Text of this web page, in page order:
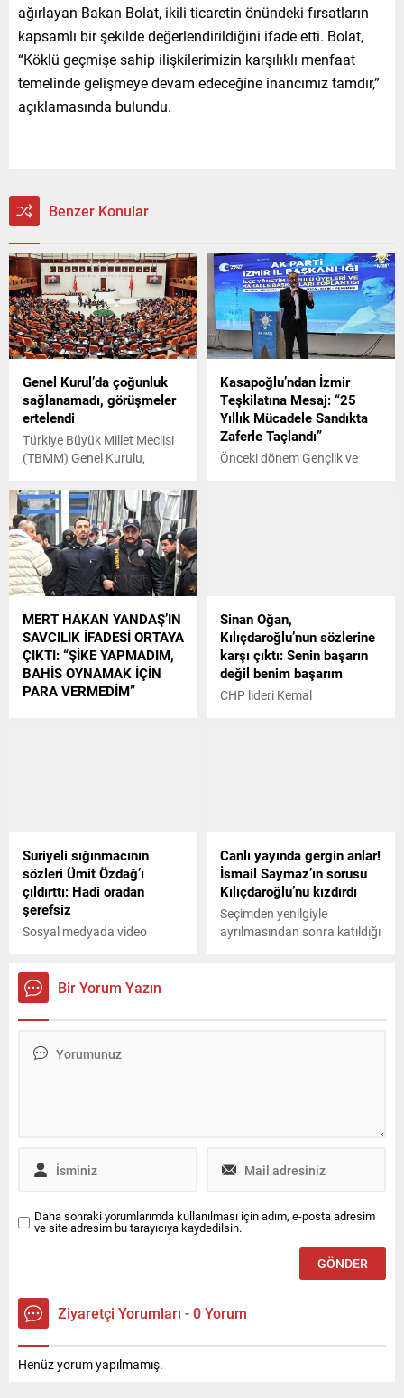
ağırlayan Bakan Bolat, ikili ticaretin önündeki fırsatların
kapsamlı bir şekilde değerlendirildiğini ifade etti. Bolat,
“Köklü geçmişe sahip ilişkilerimizin karşılıklı menfaat
temelinde gelişmeye devam edeceğine inancımız tamdır,”
açıklamasında bulundu.
Benzer Konular
Genel Kurul’da çoğunluk
sağlanamadı, görüşmeler
ertelendi
Türkiye Büyük Millet Meclisi
(TBMM) Genel Kurulu,
toplantı yeter sayısının
bulunamaması üzerine
kapandı.
Kasapoğlu’ndan İzmir
Teşkilatına Mesaj: “25
Yıllık Mücadele Sandıkta
Zaferle Taçlandı”
Önceki dönem Gençlik ve
MERT HAKAN YANDAŞ’IN
SAVCILIK İFADESİ ORTAYA
ÇIKTI: “ŞİKE YAPMADIM,
BAHİS OYNAMAK İÇİN
PARA VERMEDİM”
Sinan Oğan,
Kılıçdaroğlu’nun sözlerine
karşı çıktı: Senin başarın
değil benim başarım
CHP lideri Kemal
kaybetti" ifadelerini kullandı.
Kılıçdaroğlunun bu sözlerine
yanıt ATA İttifakının adayı
Sinan Oğandan geldi.
Oğan,...
Suriyeli sığınmacının
sözleri Ümit Özdağ’ı
çıldırttı: Hadi oradan
şerefsiz
Sosyal medyada video
4-5 tane kocası var kimse
onlara bir şey demiyor.
Orijinal kocaları var bir de 4-5
ifadelerine yer verdi. Bu
kadınlarına...
Canlı yayında gergin anlar!
İsmail Saymaz’ın sorusu
Kılıçdaroğlu’nu kızdırdı
Seçimden yenilgiyle
ayrılmasından sonra katıldığı
Saymazın "Seçimi neden
Bir Yorum Yazın
Daha sonraki yorumlarımda kullanılması için adım, e-posta adresim
ve site adresim bu tarayıcıya kaydedilsin.
Ziyaretçi Yorumları - 0 Yorum
Henüz yorum yapılmamış.